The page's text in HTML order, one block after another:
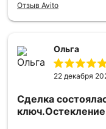
Отзыв Avito
Ольга
22 декабря
Сделка